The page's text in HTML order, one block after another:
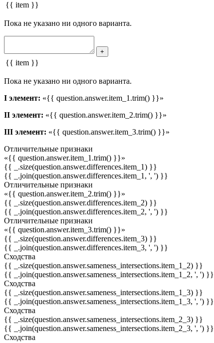
{{ item }}
Пока не указано ни одного варианта.
+
{{ item }}
Пока не указано ни одного варианта.
I элемент: «{{ question.answer.item_1.trim() }}»
II элемент: «{{ question.answer.item_2.trim() }}»
III элемент: «{{ question.answer.item_3.trim() }}»
Отличительные признаки
«{{ question.answer.item_1.trim() }}»
{{ _.size(question.answer.differences.item_1) }}
{{ _.join(question.answer.differences.item_1, ', ') }}
Отличительные признаки
«{{ question.answer.item_2.trim() }}»
{{ _.size(question.answer.differences.item_2) }}
{{ _.join(question.answer.differences.item_2, ', ') }}
Отличительные признаки
«{{ question.answer.item_3.trim() }}»
{{ _.size(question.answer.differences.item_3) }}
{{ _.join(question.answer.differences.item_3, ', ') }}
Сходства
{{ _.size(question.answer.sameness_intersections.item_1_2) }}
{{ _.join(question.answer.sameness_intersections.item_1_2, ', ') }}
Сходства
{{ _.size(question.answer.sameness_intersections.item_1_3) }}
{{ _.join(question.answer.sameness_intersections.item_1_3, ', ') }}
Сходства
{{ _.size(question.answer.sameness_intersections.item_2_3) }}
{{ _.join(question.answer.sameness_intersections.item_2_3, ', ') }}
Сходства